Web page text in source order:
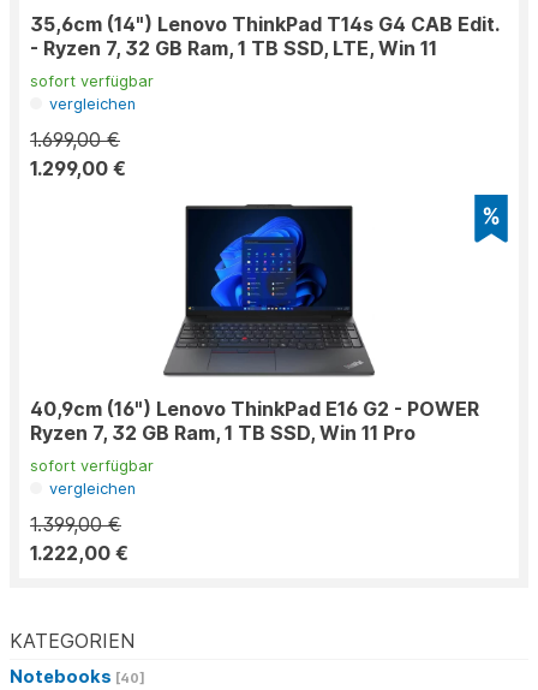
KATEGORIEN
Notebooks [40]
35,6cm (14") Lenovo ThinkPad T14s G4 CAB Edit.
- Ryzen 7, 32 GB Ram, 1 TB SSD, LTE, Win 11
sofort verfügbar
vergleichen
1.699,00 €
1.299,00 €
40,9cm (16") Lenovo ThinkPad E16 G2 - POWER
Ryzen 7, 32 GB Ram, 1 TB SSD, Win 11 Pro
sofort verfügbar
vergleichen
1.399,00 €
1.222,00 €